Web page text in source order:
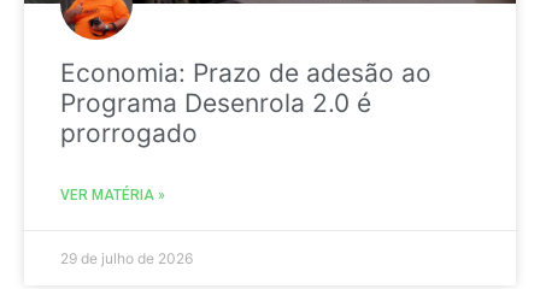
Economia: Prazo de adesão ao
Programa Desenrola 2.0 é
prorrogado
VER MATÉRIA »
29 de julho de 2026